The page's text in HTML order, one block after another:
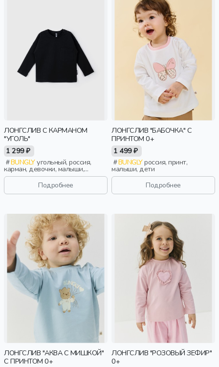
ЛОНГСЛИВ С КАРМАНОМ
"УГОЛЬ"
1 299 ₽
BUNGLYугольный, россия,
карман, девочки, малыши,
дошкольники, дети
Подробнее
ЛОНГСЛИВ "БАБОЧКА" С
ПРИНТОМ 0+
1 499 ₽
BUNGLYроссия, принт,
малыши, дети
Подробнее
ЛОНГСЛИВ "АКВА С МИШКОЙ"
С ПРИНТОМ 0+
ЛОНГСЛИВ "РОЗОВЫЙ ЗЕФИР"
0+